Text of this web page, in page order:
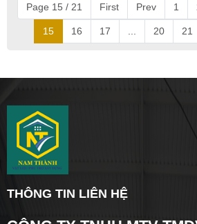
Page 15 / 21 First Prev 1
15 16 17 20 21
THÔNG TIN LIÊN HỆ